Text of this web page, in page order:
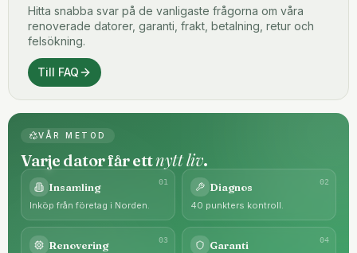
Hitta snabba svar på de vanligaste frågorna om våra
renoverade datorer, garanti, frakt, betalning, retur och
felsökning.
Till FAQ
VÅR METOD
Varje dator får ettnytt liv.
01
Insamling
Inköp från företag i Norden.
02
Diagnos
40 punkters kontroll.
03
Renovering 04
Garanti